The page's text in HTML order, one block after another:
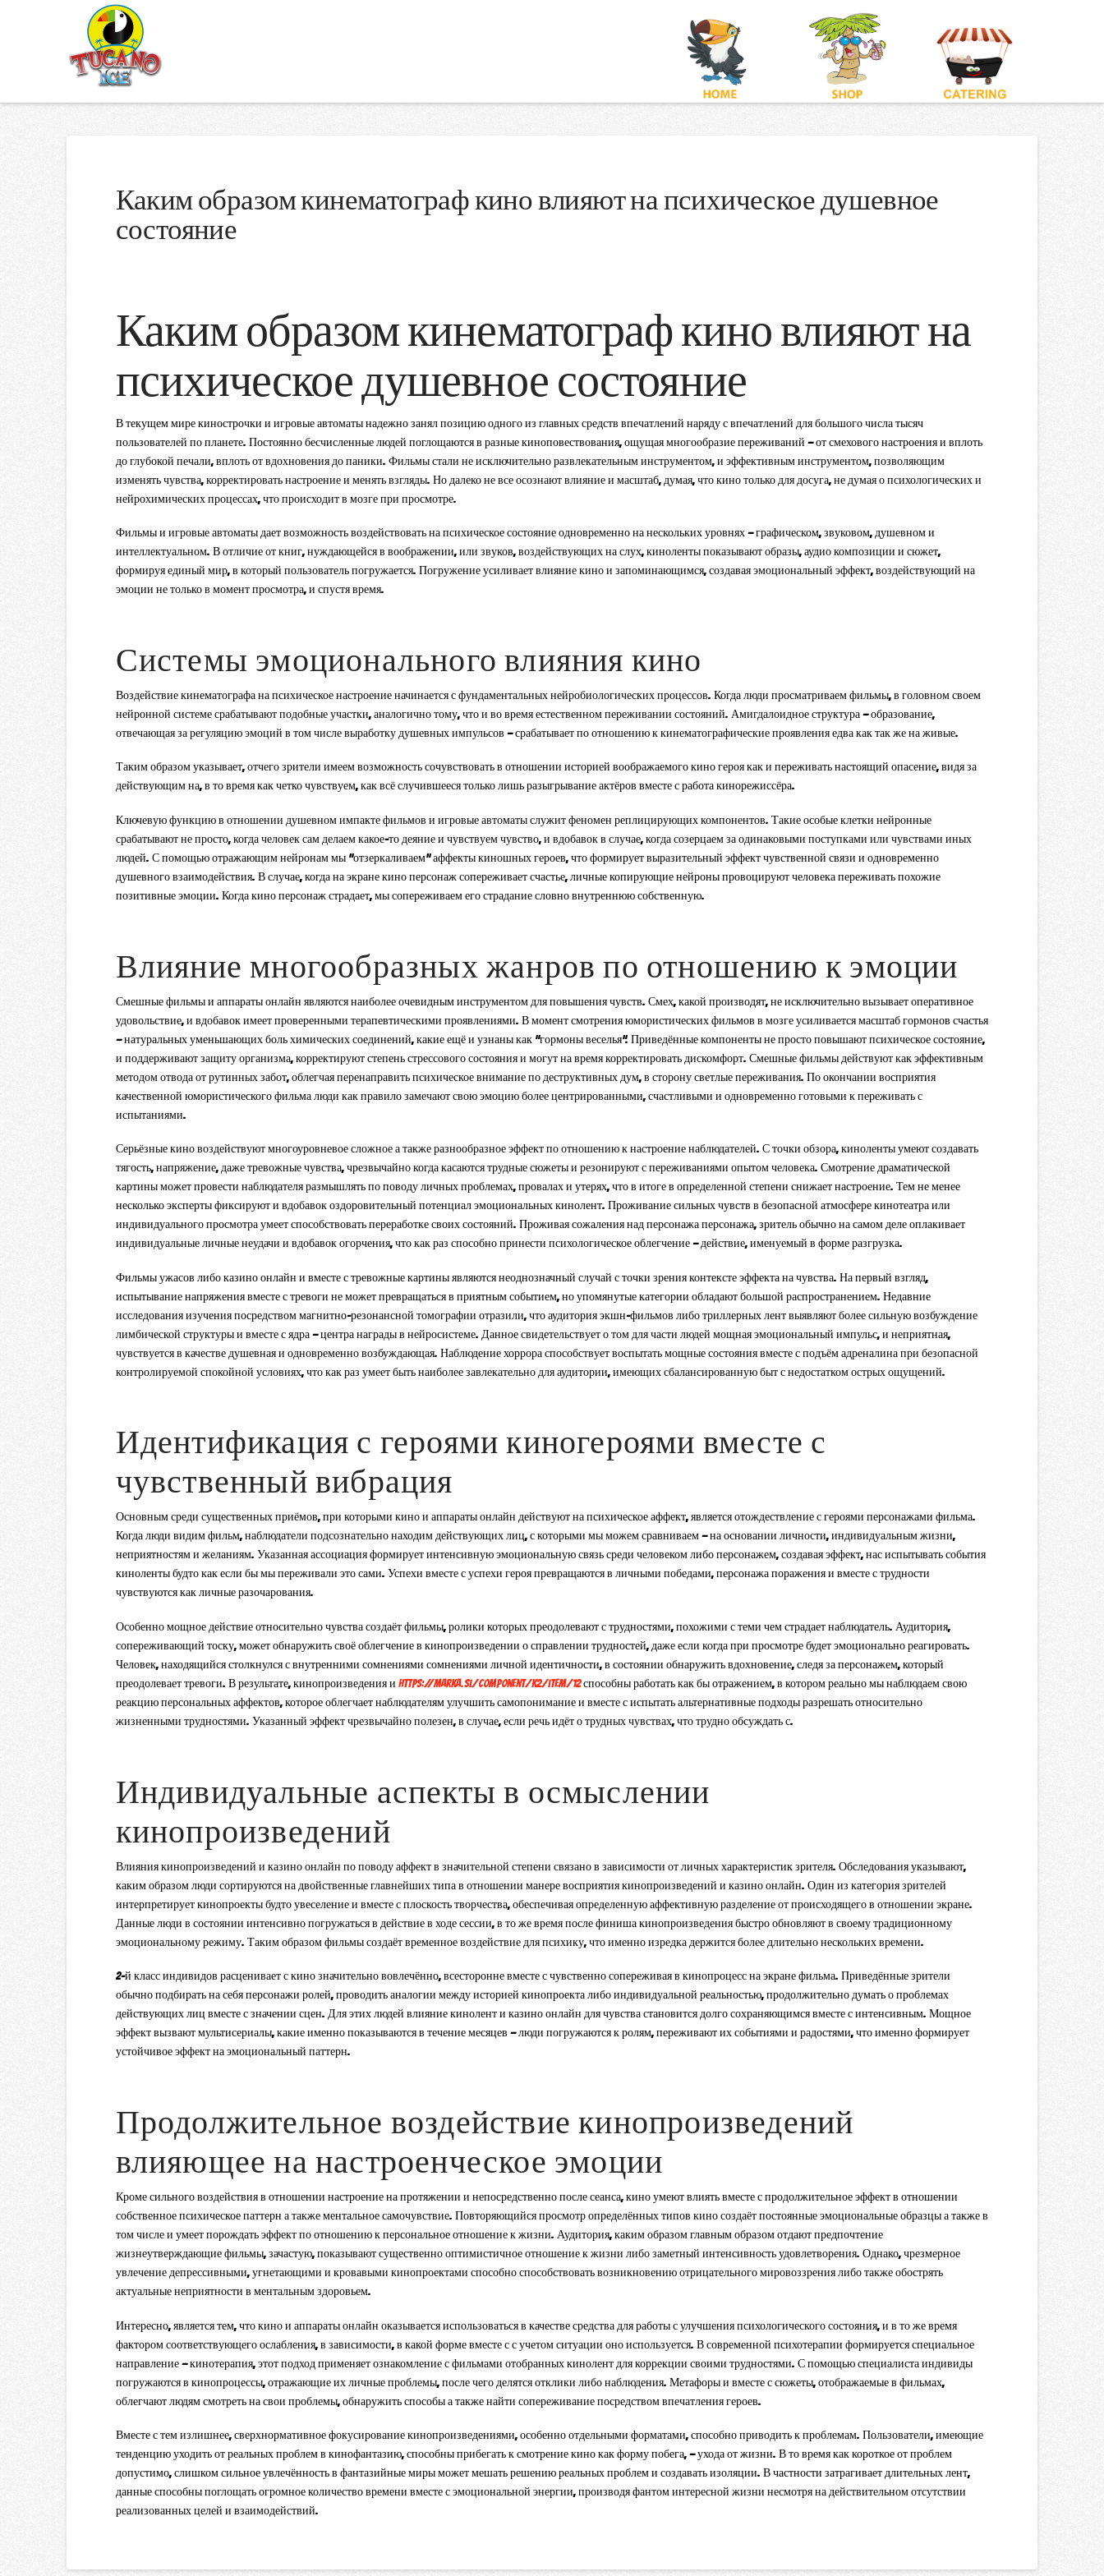
Каким образом кинематограф кино влияют на психическое душевное
состояние
Каким образом кинематограф кино влияют на
психическое душевное состояние
В текущем мире кинострочки и игровые автоматы надежно занял позицию одного из главных средств впечатлений наряду с впечатлений для большого числа тысяч
пользователей по планете. Постоянно бесчисленные людей поглощаются в разные киноповествования, ощущая многообразие переживаний — от смехового настроения и вплоть
до глубокой печали, вплоть от вдохновения до паники. Фильмы стали не исключительно развлекательным инструментом, и эффективным инструментом, позволяющим
изменять чувства, корректировать настроение и менять взгляды. Но далеко не все осознают влияние и масштаб, думая, что кино только для досуга, не думая о психологических и
нейрохимических процессах, что происходит в мозге при просмотре.
Фильмы и игровые автоматы дает возможность воздействовать на психическое состояние одновременно на нескольких уровнях — графическом, звуковом, душевном и
интеллектуальном. В отличие от книг, нуждающейся в воображении, или звуков, воздействующих на слух, киноленты показывают образы, аудио композиции и сюжет,
формируя единый мир, в который пользователь погружается. Погружение усиливает влияние кино и запоминающимся, создавая эмоциональный эффект, воздействующий на
эмоции не только в момент просмотра, и спустя время.
Системы эмоционального влияния кино
Воздействие кинематографа на психическое настроение начинается с фундаментальных нейробиологических процессов. Когда люди просматриваем фильмы, в головном своем
нейронной системе срабатывают подобные участки, аналогично тому, что и во время естественном переживании состояний. Амигдалоидное структура — образование,
отвечающая за регуляцию эмоций в том числе выработку душевных импульсов — срабатывает по отношению к кинематографические проявления едва как так же на живые.
Таким образом указывает, отчего зрители имеем возможность сочувствовать в отношении историей воображаемого кино героя как и переживать настоящий опасение, видя за
действующим на, в то время как четко чувствуем, как всё случившееся только лишь разыгрывание актёров вместе с работа кинорежиссёра.
Ключевую функцию в отношении душевном импакте фильмов и игровые автоматы служит феномен реплицирующих компонентов. Такие особые клетки нейронные
срабатывают не просто, когда человек сам делаем какое-то деяние и чувствуем чувство, и вдобавок в случае, когда созерцаем за одинаковыми поступками или чувствами иных
людей. С помощью отражающим нейронам мы “отзеркаливаем” аффекты киношных героев, что формирует выразительный эффект чувственной связи и одновременно
душевного взаимодействия. В случае, когда на экране кино персонаж сопереживает счастье, личные копирующие нейроны провоцируют человека переживать похожие
позитивные эмоции. Когда кино персонаж страдает, мы сопереживаем его страдание словно внутреннюю собственную.
Влияние многообразных жанров по отношению к эмоции
Смешные фильмы и аппараты онлайн являются наиболее очевидным инструментом для повышения чувств. Смех, какой производят, не исключительно вызывает оперативное
удовольствие, и вдобавок имеет проверенными терапевтическими проявлениями. В момент смотрения юмористических фильмов в мозге усиливается масштаб гормонов счастья
— натуральных уменьшающих боль химических соединений, какие ещё и узнаны как “гормоны веселья”. Приведённые компоненты не просто повышают психическое состояние,
и поддерживают защиту организма, корректируют степень стрессового состояния и могут на время корректировать дискомфорт. Смешные фильмы действуют как эффективным
методом отвода от рутинных забот, облегчая перенаправить психическое внимание по деструктивных дум, в сторону светлые переживания. По окончании восприятия
качественной юмористического фильма люди как правило замечают свою эмоцию более центрированными, счастливыми и одновременно готовыми к переживать с
испытаниями.
Серьёзные кино воздействуют многоуровневое сложное а также разнообразное эффект по отношению к настроение наблюдателей. С точки обзора, киноленты умеют создавать
тягость, напряжение, даже тревожные чувства, чрезвычайно когда касаются трудные сюжеты и резонируют с переживаниями опытом человека. Смотрение драматической
картины может провести наблюдателя размышлять по поводу личных проблемах, провалах и утерях, что в итоге в определенной степени снижает настроение. Тем не менее
несколько эксперты фиксируют и вдобавок оздоровительный потенциал эмоциональных кинолент. Проживание сильных чувств в безопасной атмосфере кинотеатра или
индивидуального просмотра умеет способствовать переработке своих состояний. Проживая сожаления над персонажа персонажа, зритель обычно на самом деле оплакивает
индивидуальные личные неудачи и вдобавок огорчения, что как раз способно принести психологическое облегчение — действие, именуемый в форме разгрузка.
Фильмы ужасов либо казино онлайн и вместе с тревожные картины являются неоднозначный случай с точки зрения контексте эффекта на чувства. На первый взгляд,
испытывание напряжения вместе с тревоги не может превращаться в приятным событием, но упомянутые категории обладают большой распространением. Недавние
исследования изучения посредством магнитно-резонансной томографии отразили, что аудитория экшн-фильмов либо триллерных лент выявляют более сильную возбуждение
лимбической структуры и вместе с ядра — центра награды в нейросистеме. Данное свидетельствует о том для части людей мощная эмоциональный импульс, и неприятная,
чувствуется в качестве душевная и одновременно возбуждающая. Наблюдение хоррора способствует воспытать мощные состояния вместе с подъём адреналина при безопасной
контролируемой спокойной условиях, что как раз умеет быть наиболее завлекательно для аудитории, имеющих сбалансированную быт с недостатком острых ощущений.
Идентификация с героями киногероями вместе с
чувственный вибрация
Основным среди существенных приёмов, при которыми кино и аппараты онлайн действуют на психическое аффект, является отождествление с героями персонажами фильма.
Когда люди видим фильм, наблюдатели подсознательно находим действующих лиц, с которыми мы можем сравниваем — на основании личности, индивидуальным жизни,
неприятностям и желаниям. Указанная ассоциация формирует интенсивную эмоциональную связь среди человеком либо персонажем, создавая эффект, нас испытывать события
киноленты будто как если бы мы переживали это сами. Успехи вместе с успехи героя превращаются в личными победами, персонажа поражения и вместе с трудности
чувствуются как личные разочарования.
Особенно мощное действие относительно чувства создаёт фильмы, ролики которых преодолевают с трудностями, похожими с теми чем страдает наблюдатель. Аудитория,
сопереживающий тоску, может обнаружить своё облегчение в кинопроизведении о справлении трудностей, даже если когда при просмотре будет эмоционально реагировать.
Человек, находящийся столкнулся с внутренними сомнениями сомнениями личной идентичности, в состоянии обнаружить вдохновение, следя за персонажем, который
преодолевает тревоги. В результате, кинопроизведения и https://marka.si/component/k2/item/12способны работать как бы отражением, в котором реально мы наблюдаем свою
реакцию персональных аффектов, которое облегчает наблюдателям улучшить самопонимание и вместе с испытать альтернативные подходы разрешать относительно
жизненными трудностями. Указанный эффект чрезвычайно полезен, в случае, если речь идёт о трудных чувствах, что трудно обсуждать с.
Индивидуальные аспекты в осмыслении
кинопроизведений
Влияния кинопроизведений и казино онлайн по поводу аффект в значительной степени связано в зависимости от личных характеристик зрителя. Обследования указывают,
каким образом люди сортируются на двойственные главнейших типа в отношении манере восприятия кинопроизведений и казино онлайн. Один из категория зрителей
интерпретирует кинопроекты будто увеселение и вместе с плоскость творчества, обеспечивая определенную аффективную разделение от происходящего в отношении экране.
Данные люди в состоянии интенсивно погружаться в действие в ходе сессии, в то же время после финиша кинопроизведения быстро обновляют в своему традиционному
эмоциональному режиму. Таким образом фильмы создаёт временное воздействие для психику, что именно изредка держится более длительно нескольких времени.
2-й класс индивидов расценивает с кино значительно вовлечённо, всесторонне вместе с чувственно сопереживая в кинопроцесс на экране фильма. Приведённые зрители
обычно подбирать на себя персонажи ролей, проводить аналогии между историей кинопроекта либо индивидуальной реальностью, продолжительно думать о проблемах
действующих лиц вместе с значении сцен. Для этих людей влияние кинолент и казино онлайн для чувства становится долго сохраняющимся вместе с интенсивным. Мощное
эффект вызвают мультисериалы, какие именно показываются в течение месяцев — люди погружаются к ролям, переживают их событиями и радостями, что именно формирует
устойчивое эффект на эмоциональный паттерн.
Продолжительное воздействие кинопроизведений
влияющее на настроенческое эмоции
Кроме сильного воздействия в отношении настроение на протяжении и непосредственно после сеанса, кино умеют влиять вместе с продолжительное эффект в отношении
собственное психическое паттерн а также ментальное самочувствие. Повторяющийся просмотр определённых типов кино создаёт постоянные эмоциональные образцы а также в
том числе и умеет порождать эффект по отношению к персональное отношение к жизни. Аудитория, каким образом главным образом отдают предпочтение
жизнеутверждающие фильмы, зачастую, показывают существенно оптимистичное отношение к жизни либо заметный интенсивность удовлетворения. Однако, чрезмерное
увлечение депрессивными, угнетающими и кровавыми кинопроектами способно способствовать возникновению отрицательного мировоззрения либо также обострять
актуальные неприятности в ментальным здоровьем.
Интересно, является тем, что кино и аппараты онлайн оказывается использоваться в качестве средства для работы с улучшения психологического состояния, и в то же время
фактором соответствующего ослабления, в зависимости, в какой форме вместе с с учетом ситуации оно используется. В современной психотерапии формируется специальное
направление — кинотерапия, этот подход применяет ознакомление с фильмами отобранных кинолент для коррекции своими трудностями. С помощью специалиста индивиды
погружаются в кинопроцессы, отражающие их личные проблемы, после чего делятся отклики либо наблюдения. Метафоры и вместе с сюжеты, отображаемые в фильмах,
облегчают людям смотреть на свои проблемы, обнаружить способы а также найти сопереживание посредством впечатления героев.
Вместе с тем излишнее, сверхнормативное фокусирование кинопроизведениями, особенно отдельными форматами, способно приводить к проблемам. Пользователи, имеющие
тенденцию уходить от реальных проблем в кинофантазию, способны прибегать к смотрение кино как форму побега, — ухода от жизни. В то время как короткое от проблем
допустимо, слишком сильное увлечённость в фантазийные миры может мешать решению реальных проблем и создавать изоляции. В частности затрагивает длительных лент,
данные способны поглощать огромное количество времени вместе с эмоциональной энергии, производя фантом интересной жизни несмотря на действительном отсутствии
реализованных целей и взаимодействий.